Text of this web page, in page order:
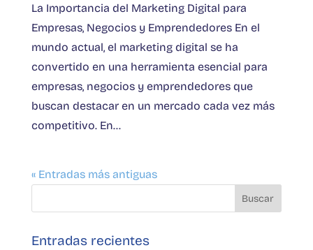
La Importancia del Marketing Digital para
Empresas, Negocios y Emprendedores En el
mundo actual, el marketing digital se ha
convertido en una herramienta esencial para
empresas, negocios y emprendedores que
buscan destacar en un mercado cada vez más
competitivo. En...
« Entradas más antiguas
Entradas recientes